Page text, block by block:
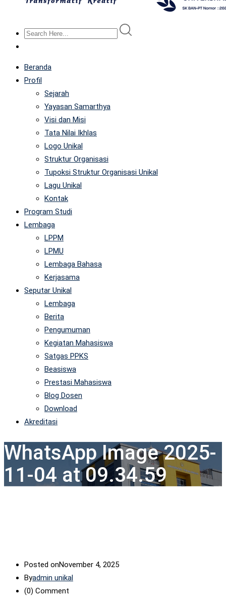
Beranda
Profil
Sejarah
Yayasan Samarthya
Visi dan Misi
Tata Nilai Ikhlas
Logo Unikal
Struktur Organisasi
Tupoksi Struktur Organisasi Unikal
Lagu Unikal
Kontak
Program Studi
Lembaga
LPPM
LPMU
Lembaga Bahasa
Kerjasama
Seputar Unikal
Lembaga
Berita
Pengumuman
Kegiatan Mahasiswa
Satgas PPKS
Beasiswa
Prestasi Mahasiswa
Blog Dosen
Download
Akreditasi
WhatsApp Image 2025-
11-04 at 09.34.59
Posted onNovember 4, 2025
Byadmin unikal
(0) Comment